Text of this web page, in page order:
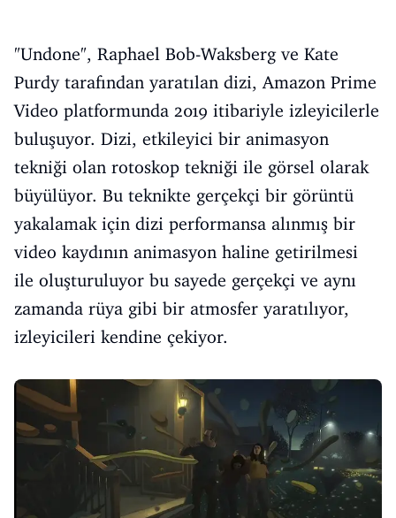
"Undone", Raphael Bob-Waksberg ve Kate
Purdy tarafından yaratılan dizi, Amazon Prime
Video platformunda 2019 itibariyle izleyicilerle
buluşuyor. Dizi, etkileyici bir animasyon
tekniği olan rotoskop tekniği ile görsel olarak
büyülüyor. Bu teknikte gerçekçi bir görüntü
yakalamak için dizi performansa alınmış bir
video kaydının animasyon haline getirilmesi
ile oluşturuluyor bu sayede gerçekçi ve aynı
zamanda rüya gibi bir atmosfer yaratılıyor,
izleyicileri kendine çekiyor.